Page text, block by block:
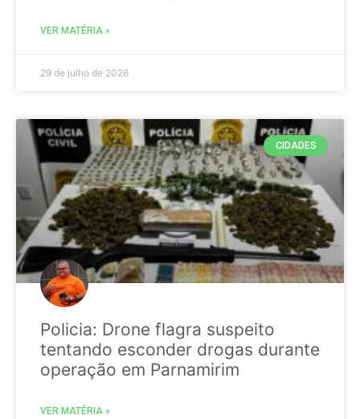
VER MATÉRIA »
29 de julho de 2026
CIDADES
Policia: Drone flagra suspeito
tentando esconder drogas durante
operação em Parnamirim
VER MATÉRIA »